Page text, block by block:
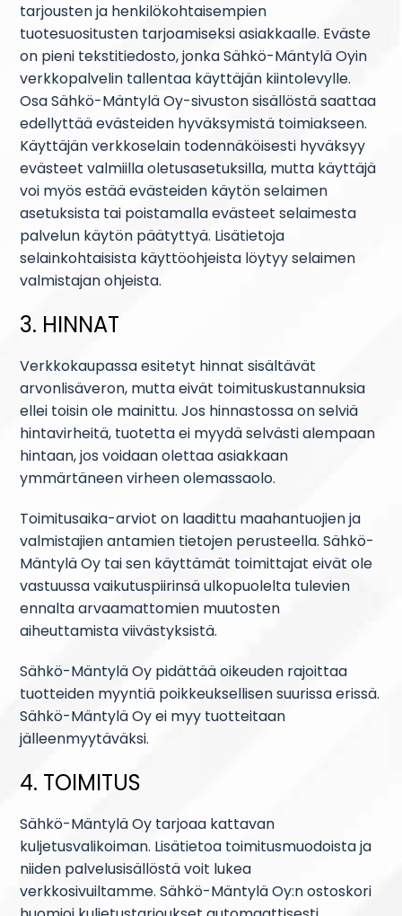
tarjousten ja henkilökohtaisempien
tuotesuositusten tarjoamiseksi asiakkaalle. Eväste
on pieni tekstitiedosto, jonka Sähkö-Mäntylä Oyin
verkkopalvelin tallentaa käyttäjän kiintolevylle.
Osa Sähkö-Mäntylä Oy-sivuston sisällöstä saattaa
edellyttää evästeiden hyväksymistä toimiakseen.
Käyttäjän verkkoselain todennäköisesti hyväksyy
evästeet valmiilla oletusasetuksilla, mutta käyttäjä
voi myös estää evästeiden käytön selaimen
asetuksista tai poistamalla evästeet selaimesta
palvelun käytön päätyttyä. Lisätietoja
selainkohtaisista käyttöohjeista löytyy selaimen
valmistajan ohjeista.
3. HINNAT
Verkkokaupassa esitetyt hinnat sisältävät
arvonlisäveron, mutta eivät toimituskustannuksia
ellei toisin ole mainittu. Jos hinnastossa on selviä
hintavirheitä, tuotetta ei myydä selvästi alempaan
hintaan, jos voidaan olettaa asiakkaan
ymmärtäneen virheen olemassaolo.
Toimitusaika-arviot on laadittu maahantuojien ja
valmistajien antamien tietojen perusteella. Sähkö-
Mäntylä Oy tai sen käyttämät toimittajat eivät ole
vastuussa vaikutuspiirinsä ulkopuolelta tulevien
ennalta arvaamattomien muutosten
aiheuttamista viivästyksistä.
Sähkö-Mäntylä Oy pidättää oikeuden rajoittaa
tuotteiden myyntiä poikkeuksellisen suurissa erissä.
Sähkö-Mäntylä Oy ei myy tuotteitaan
jälleenmyytäväksi.
4. TOIMITUS
Sähkö-Mäntylä Oy tarjoaa kattavan
kuljetusvalikoiman. Lisätietoa toimitusmuodoista ja
niiden palvelusisällöstä voit lukea
verkkosivuiltamme. Sähkö-Mäntylä Oy:n ostoskori